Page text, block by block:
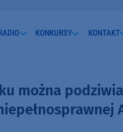
KONKURSY KONTAKT
można